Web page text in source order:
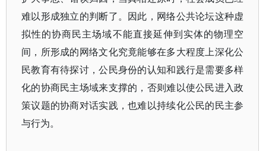
难以形成独立的判断了。因此，网络公共论坛这种虚
拟性的协商民主场域不能直接延伸到实体的物理空
间，所形成的网络文化究竟能够在多大程度上深化公
民教育有待探讨，公民身份的认知和践行是需要多样
化的协商民主场域来支撑的，否则难以使公民进入政
策议题的协商对话实践，也难以持续化公民的民主参
与行为。